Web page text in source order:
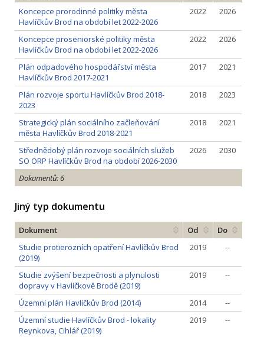
Koncepce prorodinné politiky města
Havlíčkův Brod na období let 2022-2026
2022 2026
Koncepce proseniorské politiky města
Havlíčkův Brod na období let 2022-2026
2022 2026
Plán odpadového hospodářství města
Havlíčkův Brod 2017-2021
2017 2021
Plán rozvoje sportu Havlíčkův Brod 2018-
2023
2018 2023
Strategický plán sociálního začleňování
města Havlíčkův Brod 2018-2021
2018 2021
Střednědobý plán rozvoje sociálních služeb
SO ORP Havlíčkův Brod na období 2026-2030
2026 2030
Dokumentů: 6
Jiný typ dokumentu
Dokument Od
Do
Studie protierozních opatření Havlíčkův Brod
(2019)
2019 --
Studie zvýšení bezpečnosti a plynulosti
dopravy v Havlíčkově Brodě (2019)
2019 --
Územní plán Havlíčkův Brod (2014) 2014
--
Územní studie Havlíčkův Brod - lokality
Reynkova, Cihlář (2019)
2019 --